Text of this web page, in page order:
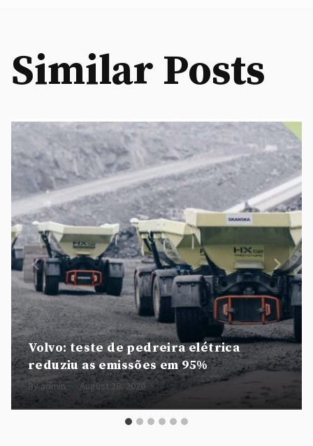
Similar Posts
Volvo: teste de pedreira elétrica
reduziu as emissões em 95%
Byadmin August 28, 2020